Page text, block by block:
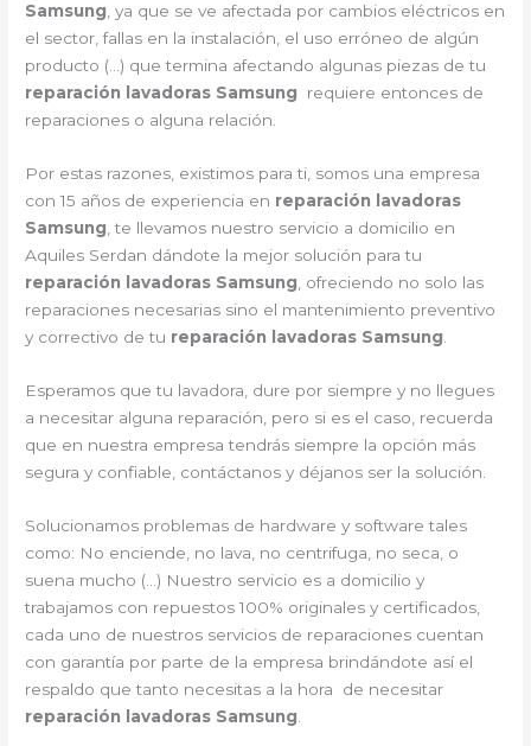
Samsung , ya que se ve afectada por cambios eléctricos en
el sector, fallas en la instalación, el uso erróneo de algún
producto (…) que termina afectando algunas piezas de tu
reparación lavadoras Samsung requiere entonces de
reparaciones o alguna relación.
Por estas razones, existimos para ti, somos una empresa
con 15 años de experiencia en reparación lavadoras
Samsung , te llevamos nuestro servicio a domicilio en
Aquiles Serdan dándote la mejor solución para tu
reparación lavadoras Samsung , ofreciendo no solo las
reparaciones necesarias sino el mantenimiento preventivo
y correctivo de tu reparación lavadoras Samsung
Esperamos que tu lavadora, dure por siempre y no llegues
a necesitar alguna reparación, pero si es el caso, recuerda
que en nuestra empresa tendrás siempre la opción más
segura y confiable, contáctanos y déjanos ser la solución.
Solucionamos problemas de hardware y software tales
como: No enciende, no lava, no centrifuga, no seca, o
suena mucho (…) Nuestro servicio es a domicilio y
trabajamos con repuestos 100% originales y certificados,
cada uno de nuestros servicios de reparaciones cuentan
con garantía por parte de la empresa brindándote así el
respaldo que tanto necesitas a la hora de necesitar
reparación lavadoras Samsung